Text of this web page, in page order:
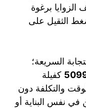
الزوايا برغوة
الثقيل على
السريعة؛
كفيلة
والتكلفة دون
في نفس البناية أو